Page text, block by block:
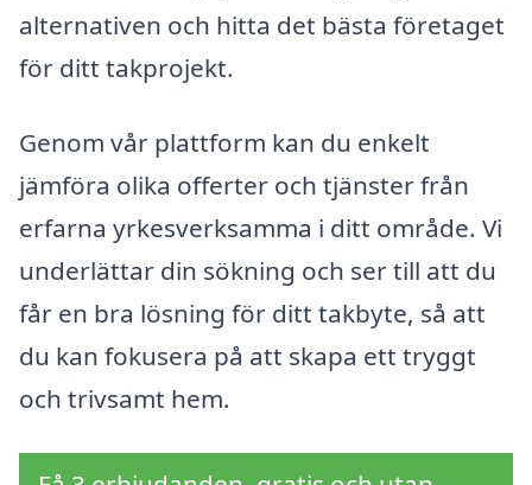
alternativen och hitta det bästa företaget
för ditt takprojekt.
Genom vår plattform kan du enkelt
jämföra olika offerter och tjänster från
erfarna yrkesverksamma i ditt område. Vi
underlättar din sökning och ser till att du
får en bra lösning för ditt takbyte, så att
du kan fokusera på att skapa ett tryggt
och trivsamt hem.